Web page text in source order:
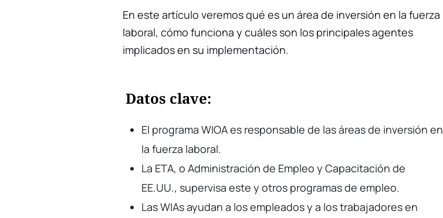
En este artículo veremos qué es un área de inversión en la fuerza
laboral, cómo funciona y cuáles son los principales agentes
implicados en su implementación.
Datos clave:
El programa WIOA es responsable de las áreas de inversión en
la fuerza laboral.
La ETA, o Administración de Empleo y Capacitación de
EE.UU., supervisa este y otros programas de empleo.
Las WIAs ayudan a los empleados y a los trabajadores en